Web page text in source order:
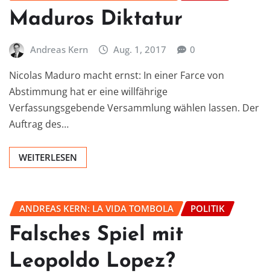
Maduros Diktatur
Andreas Kern Aug. 1, 2017 0
Nicolas Maduro macht ernst: In einer Farce von
Abstimmung hat er eine willfährige
Verfassungsgebende Versammlung wählen lassen. Der
Auftrag des…
WEITERLESEN
ANDREAS KERN: LA VIDA TOMBOLA POLITIK
Falsches Spiel mit
Leopoldo Lopez?